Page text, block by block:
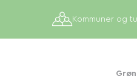
Kommuner og